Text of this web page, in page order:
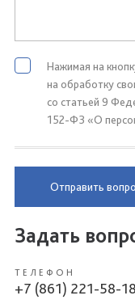
Нажимая на
на обработку
со статьей 9
152-ФЗ «О
Отправить
Задать
ТЕЛЕФОН
+7 (861) 221-58-18